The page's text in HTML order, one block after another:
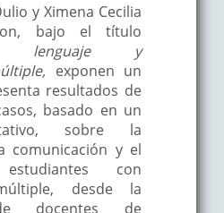
y Ximena Cecilia
bajo el título
lenguaje y
exponen un
resultados de
basado en un
sobre la
comunicación y el
con
desde la
docentes de